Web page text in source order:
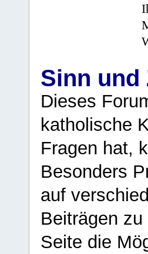
Sinn und
Dieses
katholische
Fragen hat,
Besonders
auf
Beiträgen
Seite die